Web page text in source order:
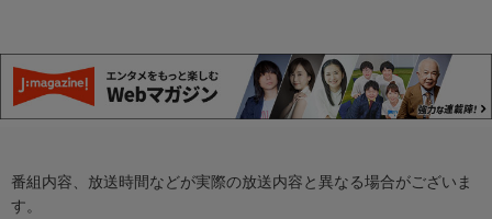
番組内容、放送時間などが実際の放送内容と異なる場合がございま
す。